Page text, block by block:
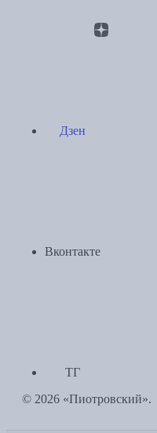
Дзен
Вконтакте
ТГ
© 2026 «Пиотровский».